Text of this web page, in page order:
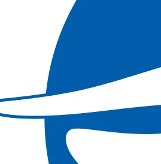
Maroc: Une Expérience de Casino en